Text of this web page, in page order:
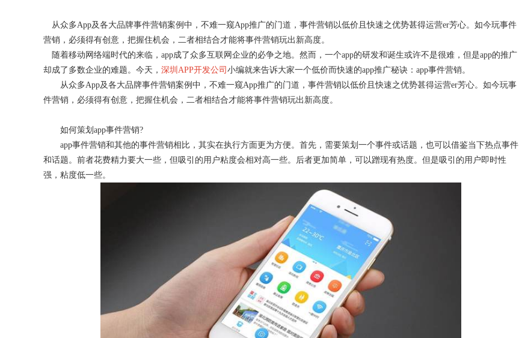
从众多App及各大品牌事件营销案例中，不难一窥App推广的门道，事件营销以低价且快速之优势甚得运营er芳心。如今玩事件
营销，必须得有创意，把握住机会，二者相结合才能将事件营销玩出新高度。
随着移动网络端时代的来临，app成了众多互联网企业的必争之地。然而，一个app的研发和诞生或许不是很难，但是app的推广
却成了多数企业的难题。今天， 深圳APP开发公司 小编就来告诉大家一个低价而快速的app推广秘诀：app事件营销。
从众多App及各大品牌事件营销案例中，不难一窥App推广的门道，事件营销以低价且快速之优势甚得运营er芳心。如今玩事
件营销，必须得有创意，把握住机会，二者相结合才能将事件营销玩出新高度。
如何策划app事件营销?
app事件营销和其他的事件营销相比，其实在执行方面更为方便。首先，需要策划一个事件或话题，也可以借鉴当下热点事件
和话题。前者花费精力要大一些，但吸引的用户粘度会相对高一些。后者更加简单，可以蹭现有热度。但是吸引的用户即时性
强，粘度低一些。
获得产品报价方案
1万个想法不如1次的方案落地